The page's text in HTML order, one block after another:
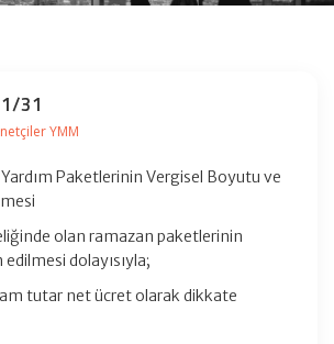
31
YMM
Paketlerinin Vergisel Boyutu ve
olan ramazan paketlerinin
dolayısıyla;
tutar net ücret olarak dikkate